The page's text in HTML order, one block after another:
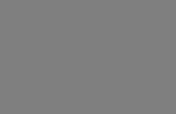
2色感スーパーストレッチテ